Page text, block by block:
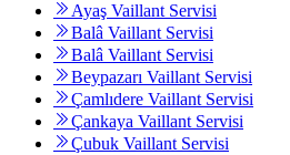
Ayaş Vaillant Servisi
Balâ Vaillant Servisi
Balâ Vaillant Servisi
Beypazarı Vaillant Servisi
Çamlıdere Vaillant Servisi
Çankaya Vaillant Servisi
Çubuk Vaillant Servisi